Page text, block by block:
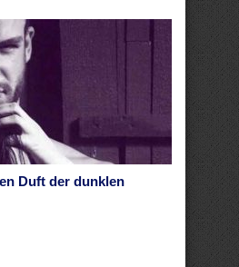
Duft der dunklen